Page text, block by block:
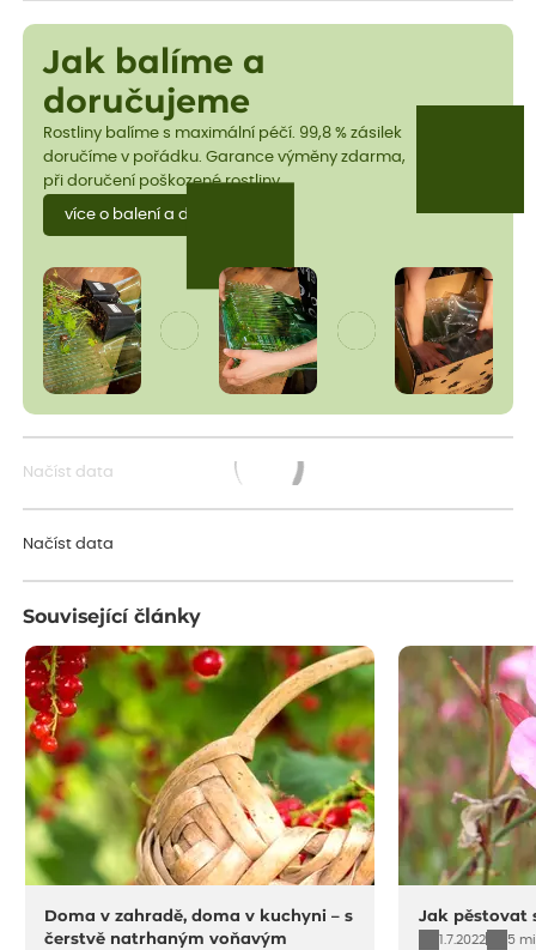
Jak balíme a
doručujeme
Rostliny balíme s maximální péčí. 99,8 % zásilek
doručíme v pořádku. Garance výměny zdarma,
při doručení poškozené rostliny.
více o balení a dopravě
Načíst data
Načíst data
Související články
Doma v zahradě, doma v kuchyni – s
čerstvě natrhaným voňavým
Jak pěstovat
1.7.2022
5